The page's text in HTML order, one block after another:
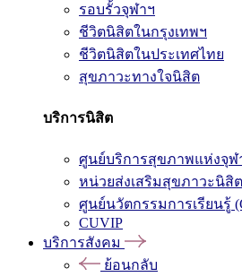
รอบรั้วจุฬาฯ
ชีวิตนิสิตในกรุงเทพฯ
ชีวิตนิสิตในประเทศไทย
สุขภาวะทางใจนิสิต
บริการนิสิต
ศูนย์บริการสุขภาพแห่งจุฬ
หน่วยส่งเสริมสุขภาวะนิสิต
ศูนย์นวัตกรรมการเรียนรู้
CUVIP
บริการสังคม
ย้อนกลับ